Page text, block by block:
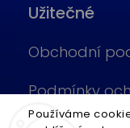
Používáme
Užitečné
Obchodní
Podmínky